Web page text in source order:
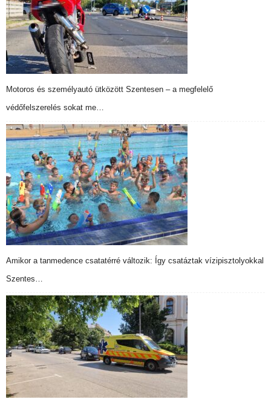
Motoros és személyautó ütközött Szentesen – a megfelelő
védőfelszerelés sokat me…
Amikor a tanmedence csatatérré változik: Így csatáztak vízipisztolyokkal
Szentes…